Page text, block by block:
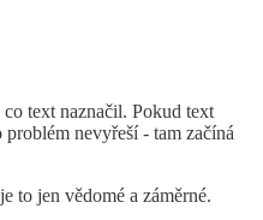
text naznačil. Pokud text
nevyřeší - tam začíná
to jen vědomé a záměrné.